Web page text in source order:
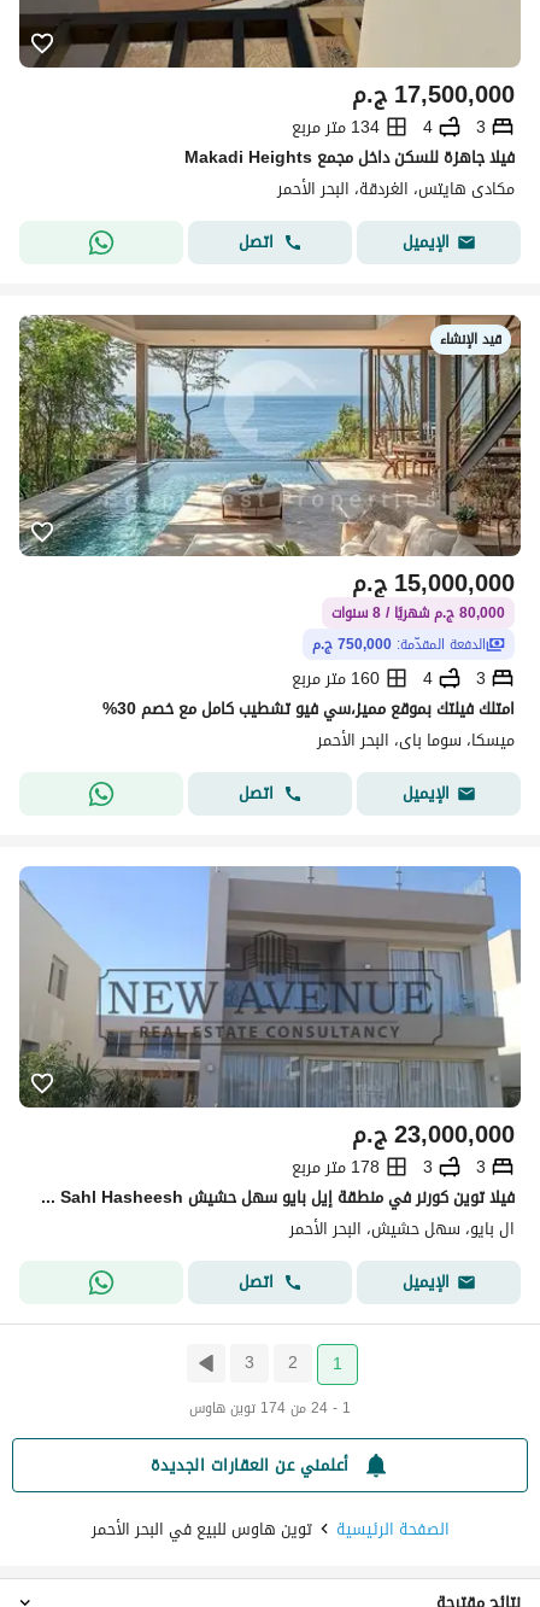
ج.م17,500,000
3
4
134 متر مربع
فيلا جاهزة للسكن داخل مجمع Makadi Heights
مكادى هايتس، الغردقة، البحر الأحمر
الإيميل
اتصل
قيد الإنشاء
ج.م15,000,000
80,000 ج.م شهريًا / 8 سنوات
الدفعة المقدّمة: 750,000 ج.م
3
4
160 متر مربع
امتلك فيلتك بموقع مميز،سي فيو تشطيب كامل مع خصم 30%
ميسكا، سوما باى، البحر الأحمر
الإيميل
اتصل
ج.م23,000,000
3
3
178 متر مربع
فيلا توين كورنر في منطقة إيل بايو سهل حشيش Il Bayou Sahl Hasheesh مع مسبح خاص وإطلالة على البحر
ال بايو، سهل حشيش، البحر الأحمر
الإيميل
اتصل
1
2
3
1 - 24 من 174 توين هاوس
أعلمني عن العقارات الجديدة
الصفحة الرئيسية
توين هاوس للبيع في البحر الأحمر